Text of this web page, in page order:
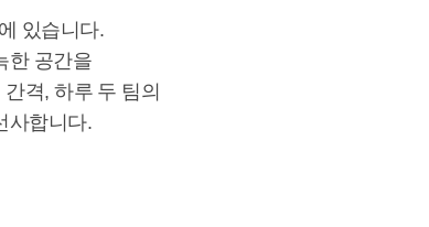
있습니다.
한 공간을
격, 하루 두 팀의
사합니다.